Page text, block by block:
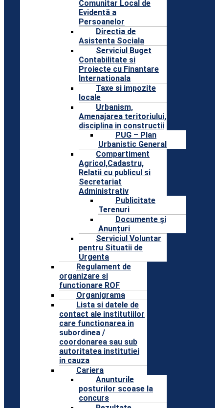
Comunitar Local de
Evidentă a
Persoanelor
Directia de
Asistenta Sociala
Serviciul Buget
Contabilitate si
Proiecte cu Finantare
Internationala
Taxe si impozite
locale
Urbanism,
Amenajarea teritoriului,
disciplina in constructii
PUG – Plan
Urbanistic General
Compartiment
Agricol,Cadastru,
Relatii cu publicul si
Secretariat
Administrativ
Publicitate
Terenuri
Documente și
Anunțuri
Serviciul Voluntar
pentru Situatii de
Urgenta
Regulament de
organizare si
functionare ROF
Organigrama
Lista si datele de
contact ale institutiilor
care functionarea in
subordinea /
coordonarea sau sub
autoritatea institutiei
in cauza
Cariera
Anunturile
posturilor scoase la
concurs